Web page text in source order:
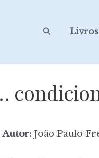
SearchLivros
Autor: João Paulo